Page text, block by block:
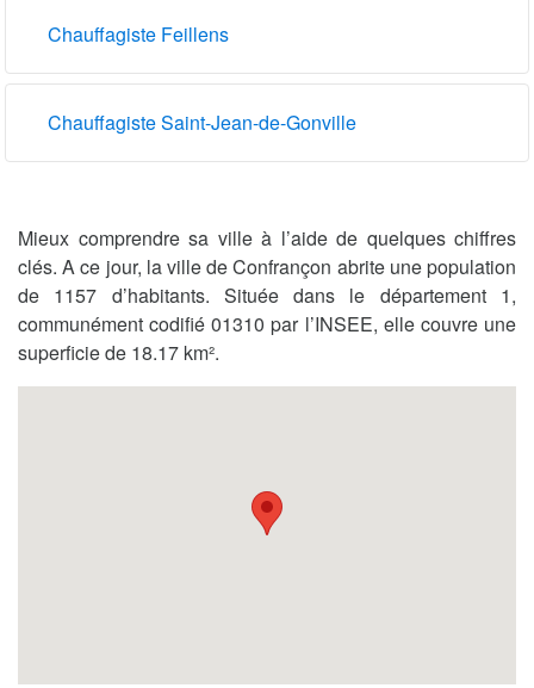
Chauffagiste Feillens
Chauffagiste Saint-Jean-de-Gonville
Mieux comprendre sa ville à l’aide de quelques chiffres
clés. A ce jour, la ville de Confrançon abrite une population
de 1157 d’habitants. Située dans le département 1,
communément codifié 01310 par l’INSEE, elle couvre une
superficie de 18.17 km².